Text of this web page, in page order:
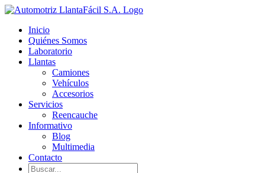
Skip
content
facebook
youtube
Inicio
Quiénes Somos
Laboratorio
Llantas
Camiones
Vehículos
Accesorios
Servicios
Reencauche
Informativo
Blog
Multimedia
Contacto
Buscar: